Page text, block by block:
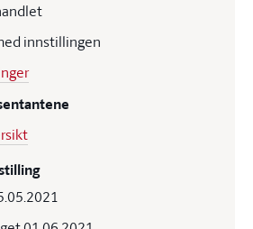
innstillingen